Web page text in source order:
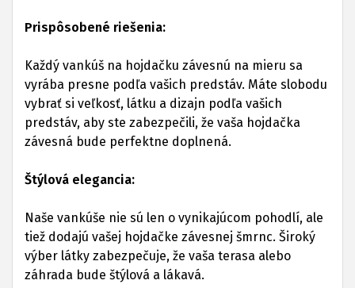
Prispôsobené riešenia:
Každý vankúš na hojdačku závesnú na mieru sa
vyrába presne podľa vašich predstáv. Máte slobodu
vybrať si veľkosť, látku a dizajn podľa vašich
predstáv, aby ste zabezpečili, že vaša hojdačka
závesná bude perfektne doplnená.
Štýlová elegancia:
Naše vankúše nie sú len o vynikajúcom pohodlí, ale
tiež dodajú vašej hojdačke závesnej šmrnc. Široký
výber látky zabezpečuje, že vaša terasa alebo
záhrada bude štýlová a lákavá.